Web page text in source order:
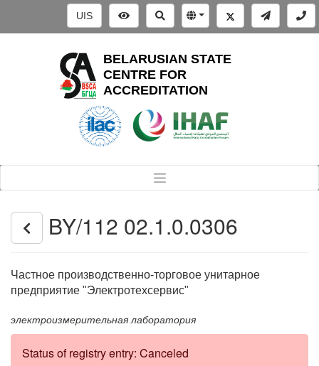
UIS
BELARUSIAN STATE
CENTRE FOR
ACCREDITATION
BY/112 02.1.0.0306
Частное производственно-торговое унитарное
предприятие "Электротехсервис"
электроизмерительная лаборатория
Status of registry entry: Canceled